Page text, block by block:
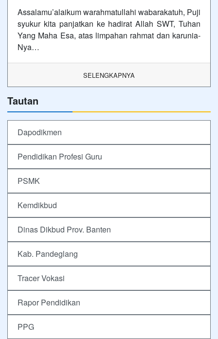
Assalamu’alaikum warahmatullahi wabarakatuh, Puji
syukur kita panjatkan ke hadirat Allah SWT, Tuhan
Yang Maha Esa, atas limpahan rahmat dan karunia-
Nya…
SELENGKAPNYA
Tautan
Dapodikmen
Pendidikan Profesi Guru
PSMK
Kemdikbud
Dinas Dikbud Prov. Banten
Kab. Pandeglang
Tracer Vokasi
Rapor Pendidikan
PPG